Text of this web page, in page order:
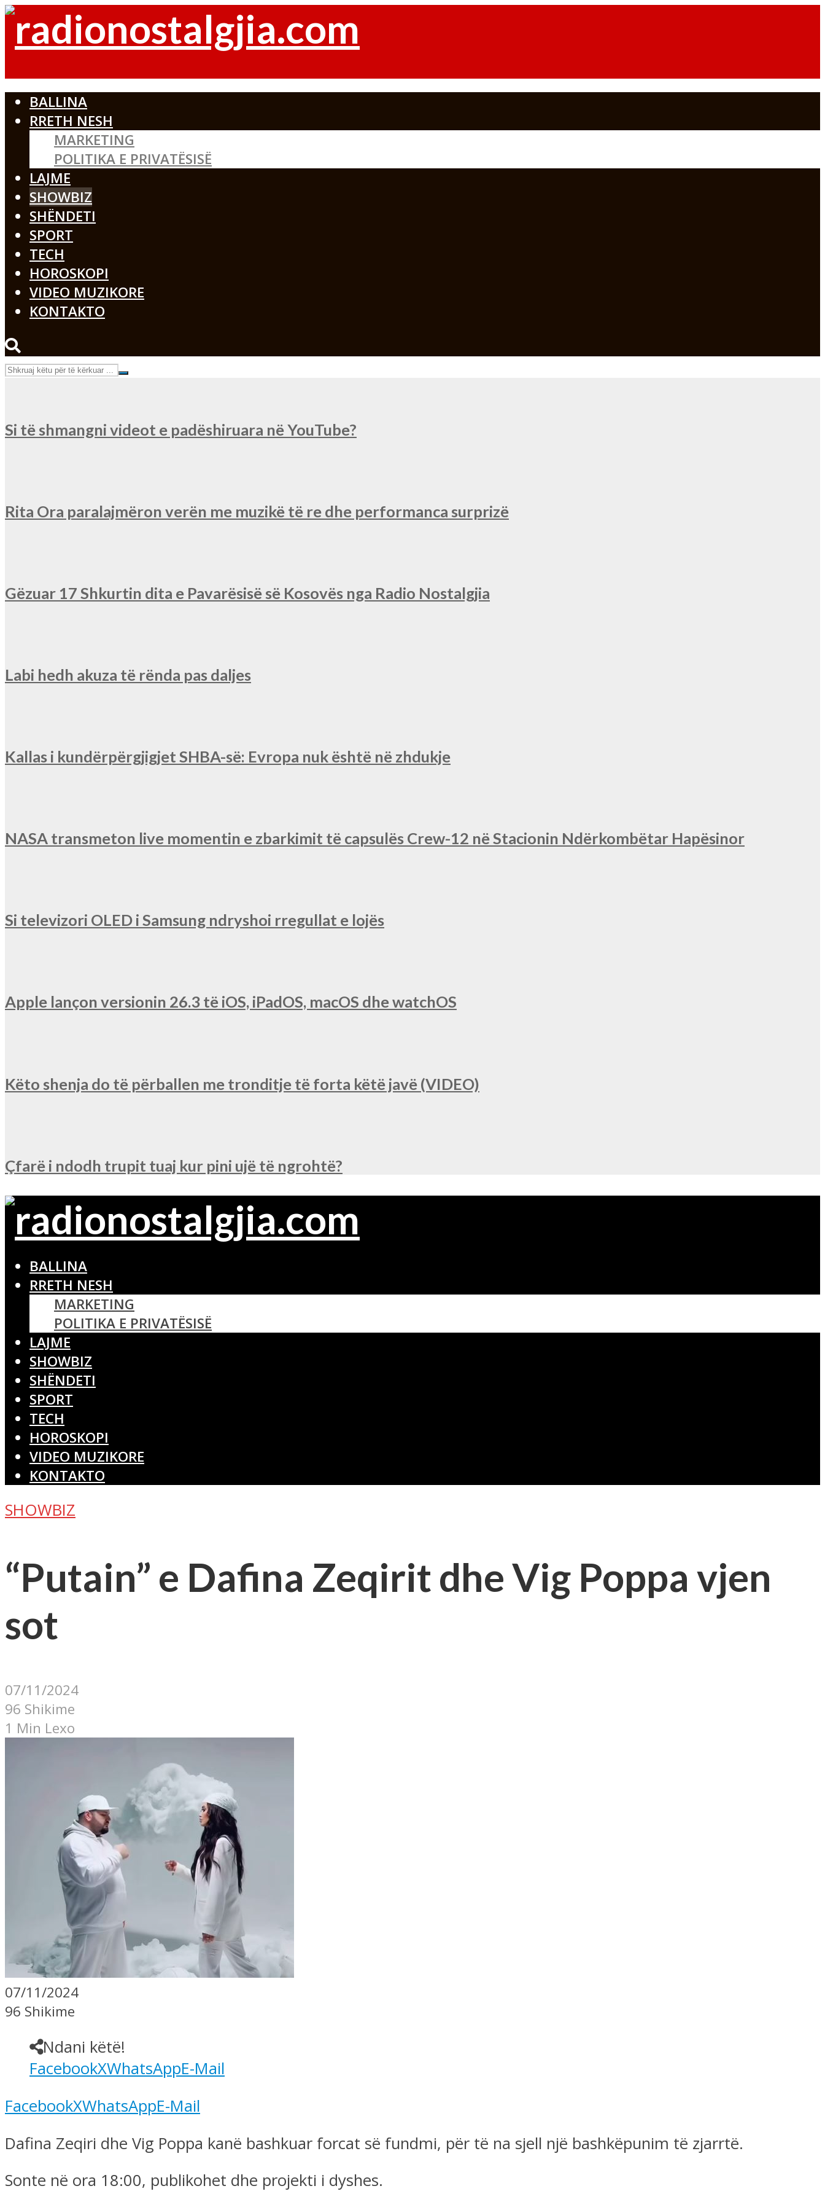
BALLINA
RRETH NESH
MARKETING
POLITIKA E PRIVATËSISË
LAJME
SHOWBIZ
SHËNDETI
SPORT
TECH
HOROSKOPI
VIDEO MUZIKORE
KONTAKTO
Si të shmangni videot e padëshiruara në YouTube?
Rita Ora paralajmëron verën me muzikë të re dhe performanca surprizë
Gëzuar 17 Shkurtin dita e Pavarësisë së Kosovës nga Radio Nostalgjia
Labi hedh akuza të rënda pas daljes
Kallas i kundërpërgjigjet SHBA-së: Evropa nuk është në zhdukje
NASA transmeton live momentin e zbarkimit të capsulës Crew-12 në Stacionin Ndërkombëtar Hapësinor
Si televizori OLED i Samsung ndryshoi rregullat e lojës
Apple lançon versionin 26.3 të iOS, iPadOS, macOS dhe watchOS
Këto shenja do të përballen me tronditje të forta këtë javë (VIDEO)
Çfarë i ndodh trupit tuaj kur pini ujë të ngrohtë?
BALLINA
RRETH NESH
MARKETING
POLITIKA E PRIVATËSISË
LAJME
SHOWBIZ
SHËNDETI
SPORT
TECH
HOROSKOPI
VIDEO MUZIKORE
KONTAKTO
SHOWBIZ
“Putain” e Dafina Zeqirit dhe Vig Poppa vjen
sot
07/11/2024
96 Shikime
1 Min Lexo
07/11/2024
96 Shikime
Ndani këtë!
FacebookXWhatsAppE-Mail
FacebookXWhatsAppE-Mail
Dafina Zeqiri dhe Vig Poppa kanë bashkuar forcat së fundmi, për të na sjell një bashkëpunim të zjarrtë.
Sonte në ora 18:00, publikohet dhe projekti i dyshes.